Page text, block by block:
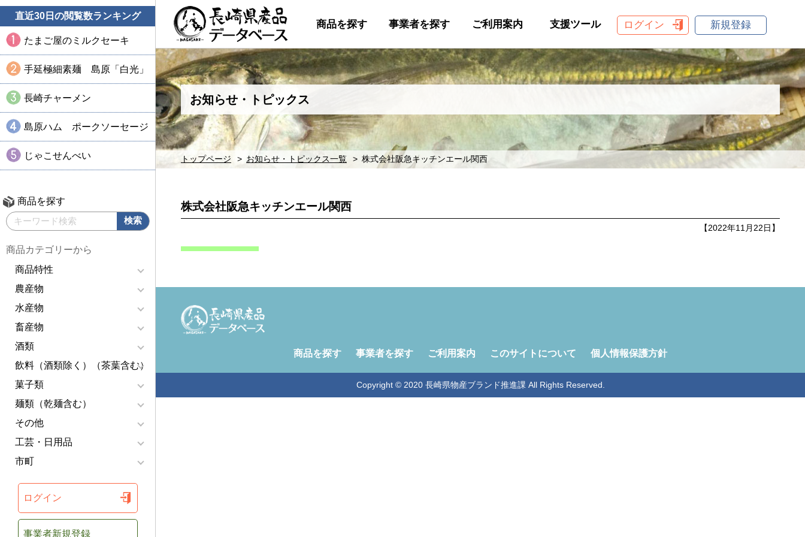
直近30日の閲覧数ランキング
たまご屋のミルクセーキ
手延極細素麺 島原「白光」
長崎チャーメン
島原ハム ポークソーセージ
じゃこせんべい
商品を探す
商品カテゴリーから
商品特性
農産物
水産物
畜産物
酒類
飲料（酒類除く）（茶葉含む）
菓子類
麺類（乾麺含む）
その他
工芸・日用品
市町
ログイン
事業者新規登録
商品を探す 事業者を探す ご利用案内 支援ツール ログイン 新規登録
お知らせ・トピックス
トップページ お知らせ・トピックス一覧 株式会社阪急キッチンエール関西
株式会社阪急キッチンエール関西
【2022年11月22日】
商品を探す 事業者を探す ご利用案内 このサイトについて 個人情報保護方針
Copyright © 2020 長崎県物産ブランド推進課 All Rights Reserved.